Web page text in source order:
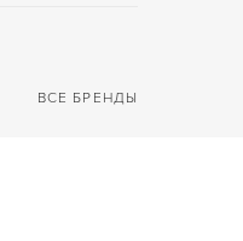
ВСЕ БРЕНДЫ